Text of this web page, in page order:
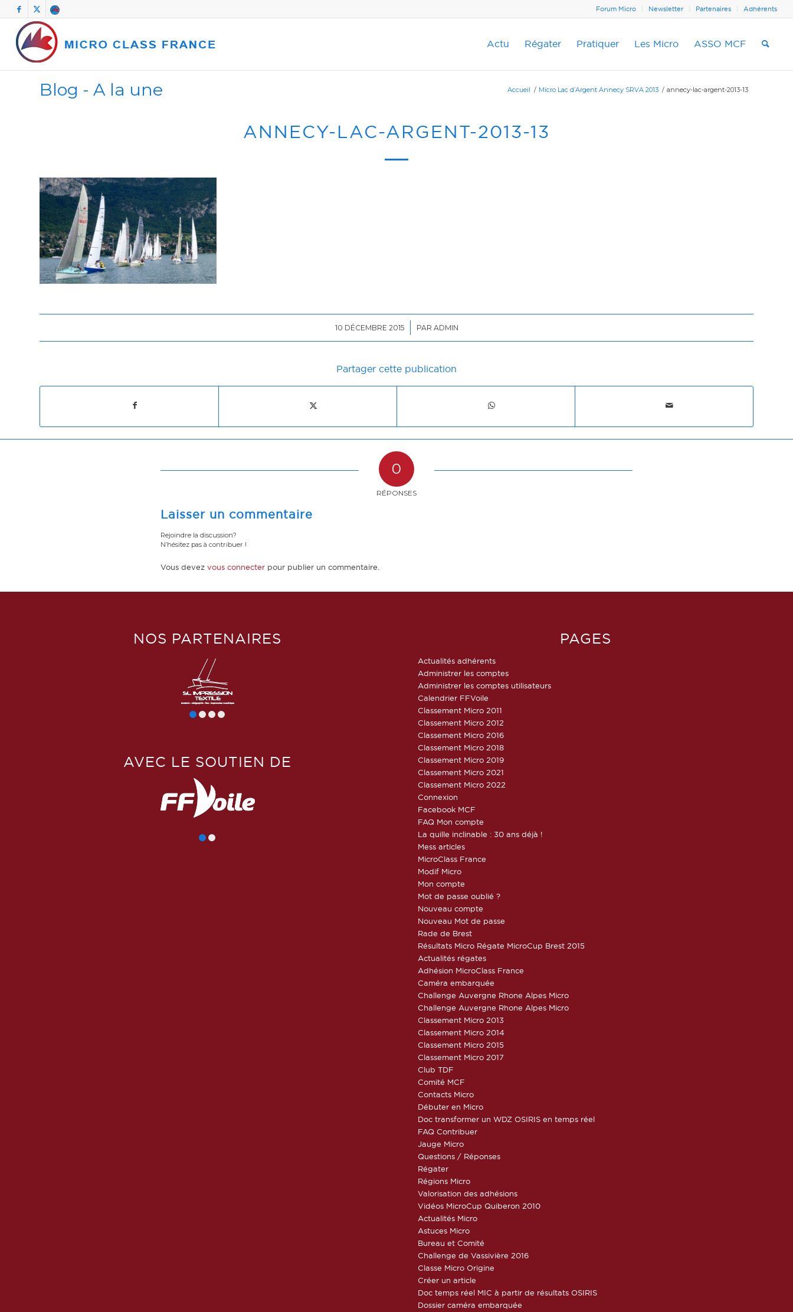
Forum Micro Newsletter Partenaires Adhérents
Actu Régater Pratiquer Les Micro ASSO MCF
Blog - A la une Accueil / Micro Lac d’Argent Annecy SRVA 2013 / annecy-lac-argent-2013-13
ANNECY-LAC-ARGENT-2013-13
10 DÉCEMBRE 2015
/ PAR ADMIN
Partager cette publication
0
RÉPONSES
Laisser un commentaire
Rejoindre la discussion?
N’hésitez pas à contribuer !
Vous devez vous connecter pour publier un commentaire.
NOS PARTENAIRES
AVEC LE SOUTIEN DE
PAGES
Actualités adhérents
Administrer les comptes
Administrer les comptes utilisateurs
Calendrier FFVoile
Classement Micro 2011
Classement Micro 2012
Classement Micro 2016
Classement Micro 2018
Classement Micro 2019
Classement Micro 2021
Classement Micro 2022
Connexion
Facebook MCF
FAQ Mon compte
La quille inclinable : 30 ans déjà !
Mess articles
MicroClass France
Modif Micro
Mon compte
Mot de passe oublié ?
Nouveau compte
Nouveau Mot de passe
Rade de Brest
Résultats Micro Régate MicroCup Brest 2015
Actualités régates
Adhésion MicroClass France
Caméra embarquée
Challenge Auvergne Rhone Alpes Micro
Challenge Auvergne Rhone Alpes Micro
Classement Micro 2013
Classement Micro 2014
Classement Micro 2015
Classement Micro 2017
Club TDF
Comité MCF
Contacts Micro
Débuter en Micro
Doc transformer un WDZ OSIRIS en temps réel
FAQ Contribuer
Jauge Micro
Questions / Réponses
Régater
Régions Micro
Valorisation des adhésions
Vidéos MicroCup Quiberon 2010
Actualités Micro
Astuces Micro
Bureau et Comité
Challenge de Vassivière 2016
Classe Micro Origine
Créer un article
Doc temps réel MIC à partir de résultats OSIRIS
Dossier caméra embarquée